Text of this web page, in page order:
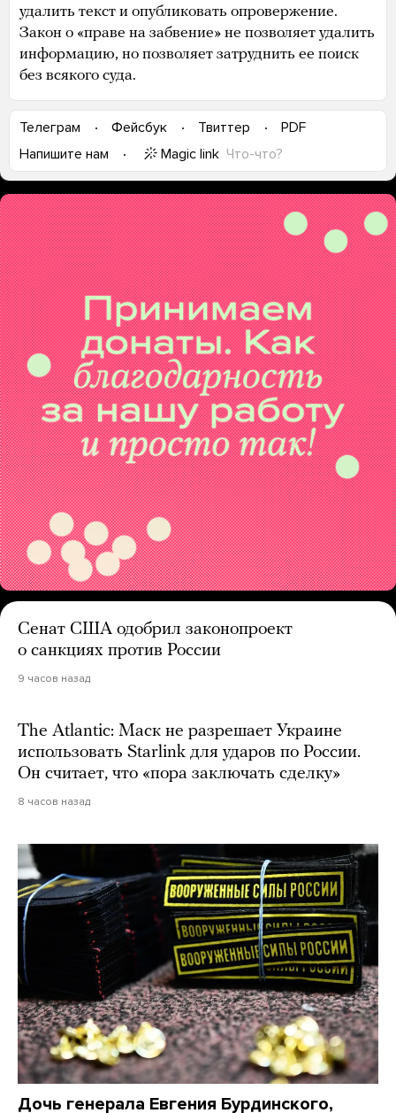
удалить текст и опубликовать опровержение.
Закон о «праве на забвение» не позволяет удалить
информацию, но позволяет затруднить ее поиск
без всякого суда.
Телеграм Фейсбук Твиттер
PDF
Напишите нам
Magic link Что-что?
Сенат США одобрил законопроект
о санкциях против России
9 часов назад
The Atlantic: Маск не разрешает Украине
использовать Starlink для ударов по России.
Он считает, что «пора заключать сделку»
8 часов назад
Дочь генерала Евгения Бурдинского,